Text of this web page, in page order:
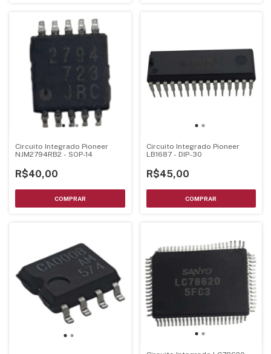
Circuito Integrado Pioneer
NJM2794RB2 - SOP-14
R$40,00
Circuito Integrado Pioneer
LB1687 - DIP-30
R$45,00